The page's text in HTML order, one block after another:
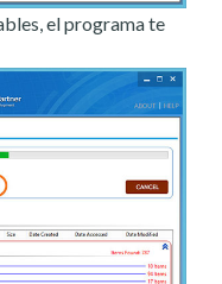
el programa te